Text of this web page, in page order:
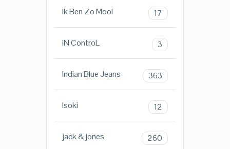
Ik Ben Zo Mooi 17
iN ControL 3
Indian Blue Jeans 363
Isoki 12
jack & jones 260